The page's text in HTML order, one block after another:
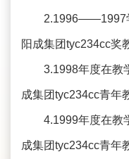
2.1996——1997
阳成集团tyc234cc奖
3.1998年度在教
成集团tyc234cc青年
4.1999年度在教
成集团tyc234cc青年